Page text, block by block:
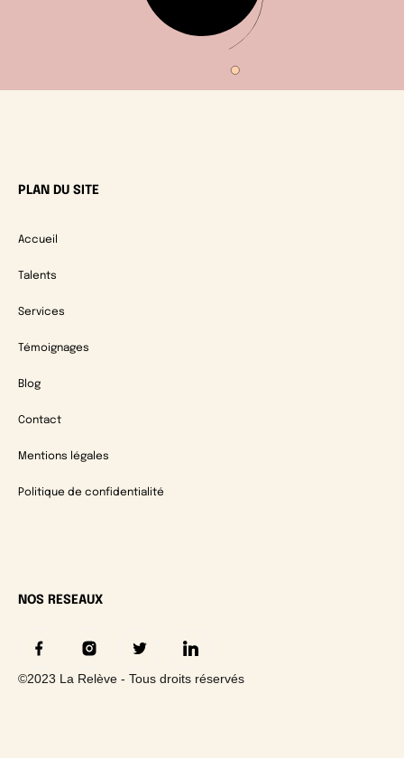
PLAN DU SITE
Accueil
Talents
Services
Témoignages
Blog
Contact
Mentions légales
Politique de confidentialité
NOS RESEAUX
©2023 La Relève - Tous droits réservés